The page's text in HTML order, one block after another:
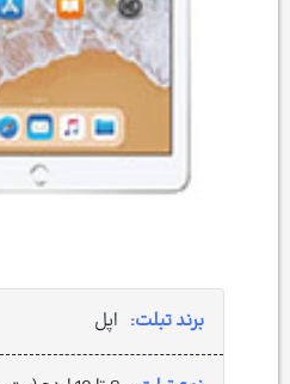
برند تبلت: اپل